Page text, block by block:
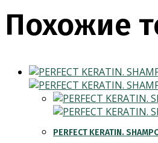
Похожие
PERFECT KERATIN.